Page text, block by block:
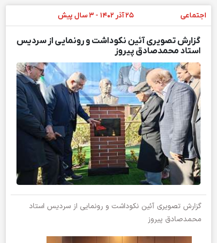
اجتماعی ۲۵ آذر ۱۴۰۲ - ۳ سال پیش
گزارش تصویری آئین نکوداشت و رونمایی از سردیس
استاد محمدصادق پیروز
گزارش تصویری آئین نکوداشت و رونمایی از سردیس استاد
محمدصادق پیروز